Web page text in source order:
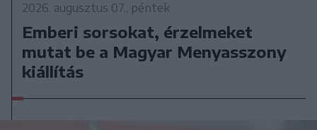
2026. augusztus 07., péntek
Emberi sorsokat, érzelmeket
mutat be a Magyar Menyasszony
kiállítás